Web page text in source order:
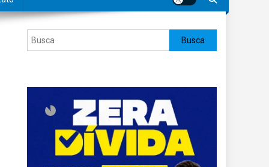
Pesquisar Busca